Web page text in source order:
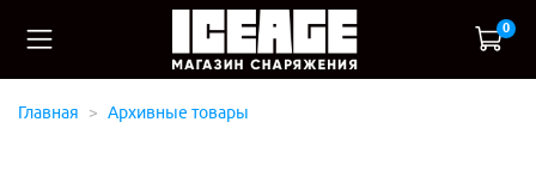
0
Главная Архивные товары